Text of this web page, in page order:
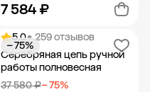
7 584 ₽
Добавить в корзину
5.0• 259 отзывов
Серебряная цепь ручной
работы полновесная
37 580 ₽− 75%
− 75%